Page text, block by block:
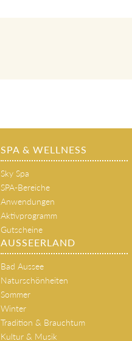
SPA & WELLNESS
Sky Spa
SPA-Bereiche
Anwendungen
Aktivprogramm
Gutscheine
AUSSEERLAND
Bad Aussee
Naturschönheiten
Sommer
Winter
Tradition & Brauchtum
Kultur & Musik